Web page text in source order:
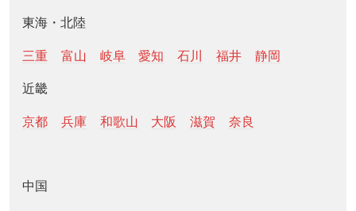
東海・北陸
三重 富山 岐阜 愛知 石川 福井 静岡
近畿
京都 兵庫 和歌山 大阪 滋賀 奈良
中国